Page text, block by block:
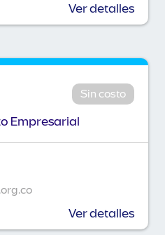
Ver detalles
Sin costo
Empresarial
Ver detalles